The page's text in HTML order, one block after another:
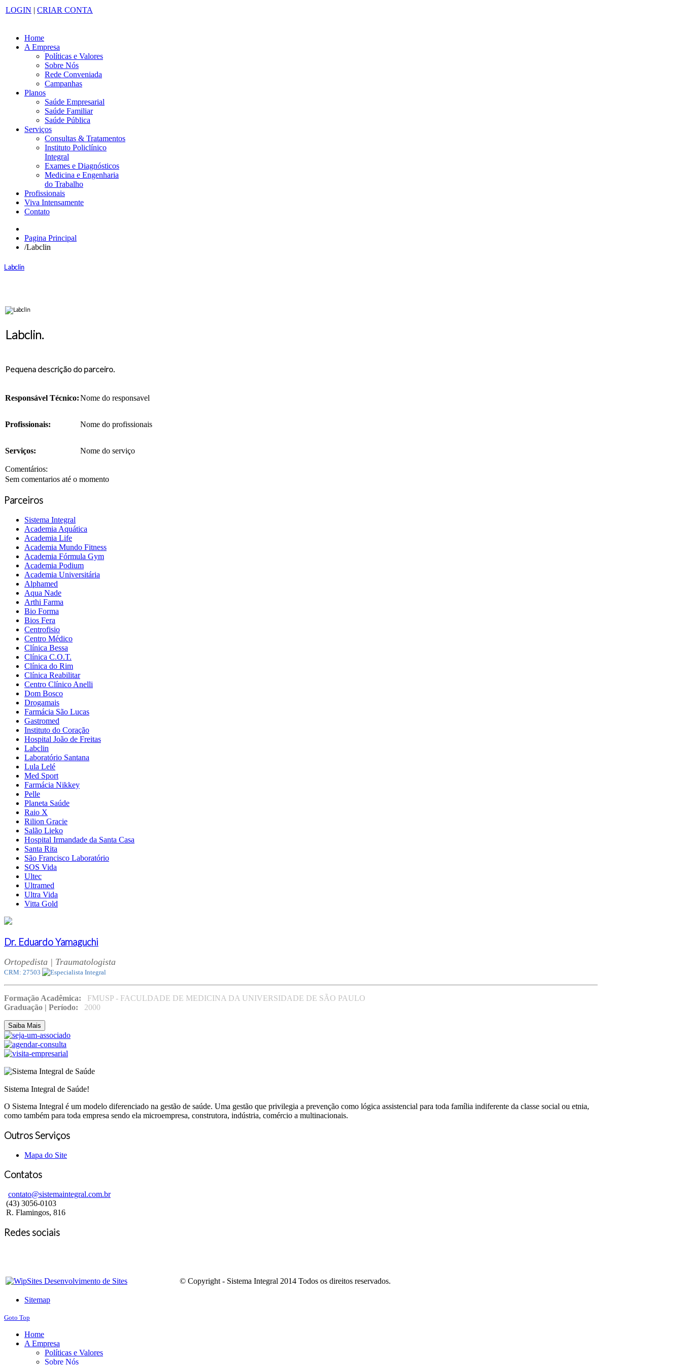
LOGIN | CRIAR CONTA
Home
A Empresa
Políticas e Valores
Sobre Nós
Rede Conveniada
Campanhas
Planos
Saúde Empresarial
Saúde Familiar
Saúde Pública
Serviços
Consultas & Tratamentos
Instituto Policlínico
Integral
Exames e Diagnósticos
Medicina e Engenharia
do Trabalho
Profissionais
Viva Intensamente
Contato
Pagina Principal
/Labclin
Labclin
Labclin.
Pequena descrição do parceiro.
Responsável Técnico:Nome do responsavel
Profissionais: Nome do profissionais
Serviços: Nome do serviço
Comentários:
Sem comentarios até o momento
Parceiros
Sistema Integral
Academia Aquática
Academia Life
Academia Mundo Fitness
Academia Fórmula Gym
Academia Podium
Academia Universitária
Alphamed
Aqua Nade
Arthi Farma
Bio Forma
Bios Fera
Centrofisio
Centro Médico
Clínica Bessa
Clínica C.O.T.
Clínica do Rim
Clínica Reabilitar
Centro Clínico Anelli
Dom Bosco
Drogamais
Farmácia São Lucas
Gastromed
Instituto do Coração
Hospital João de Freitas
Labclin
Laboratório Santana
Lula Lelé
Med Sport
Farmácia Nikkey
Pelle
Planeta Saúde
Raio X
Rilion Gracie
Salão Lieko
Hospital Irmandade da Santa Casa
Santa Rita
São Francisco Laboratório
SOS Vida
Ultec
Ultramed
Ultra Vida
Vitta Gold
Dr. Eduardo Yamaguchi
Ortopedista | Traumatologista
CRM: 27503
Formação Acadêmica:
FMUSP - FACULDADE DE MEDICINA DA UNIVERSIDADE DE SÃO PAULO
Graduação | Período:
2000
Saiba Mais
Sistema Integral de Saúde!
O Sistema Integral é um modelo diferenciado na gestão de saúde. Uma gestão que privilegia a prevenção como lógica assistencial para toda família indiferente da classe social ou etnia,
como também para toda empresa sendo ela microempresa, construtora, indústria, comércio a multinacionais.
Outros Serviços
Mapa do Site
Contatos
contato@sistemaintegral.com.br
(43) 3056-0103
R. Flamingos, 816
Redes sociais
© Copyright - Sistema Integral 2014 Todos os direitos reservados.
Sitemap
Goto Top
Home
A Empresa
Políticas e Valores
Sobre Nós